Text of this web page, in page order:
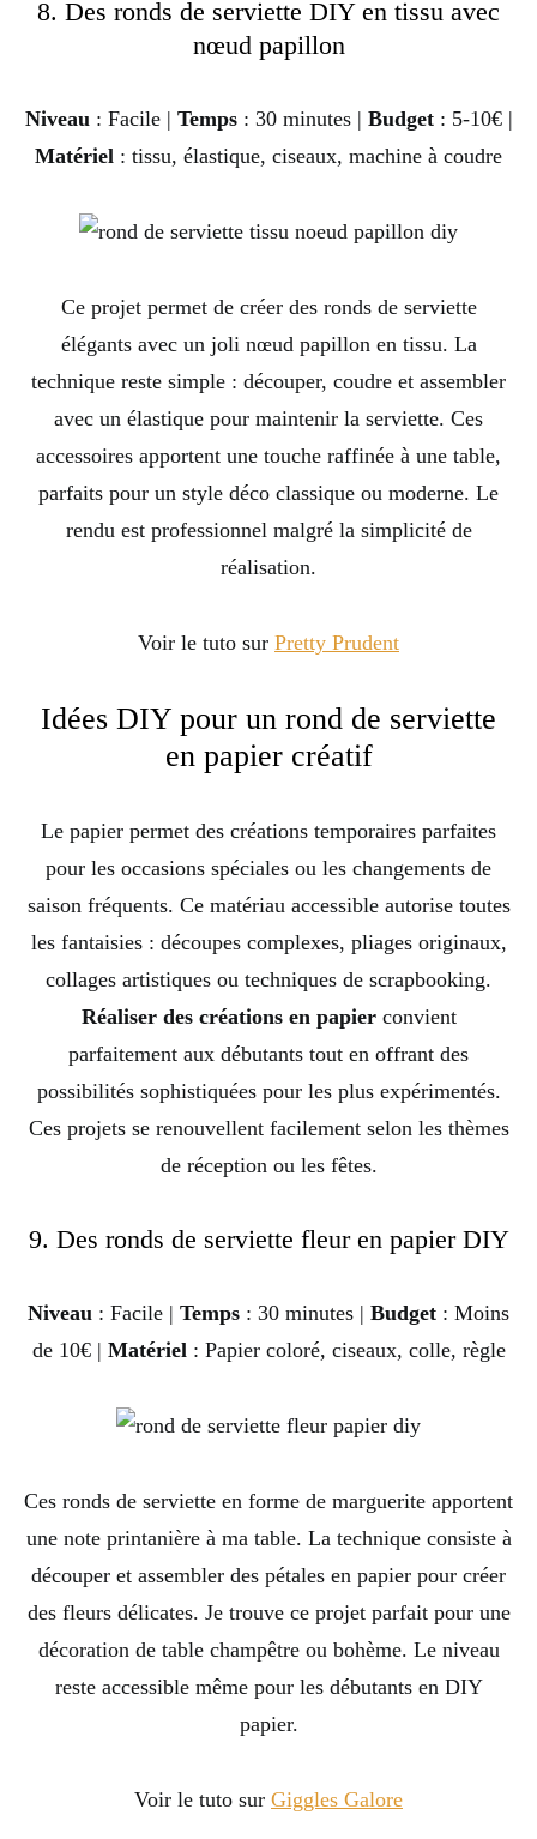
8. Des ronds de serviette DIY en tissu avec
nœud papillon
Niveau: Facile | Temps: 30 minutes | Budget: 5-10€ |
Matériel : tissu, élastique, ciseaux, machine à coudre
Ce projet permet de créer des ronds de serviette
élégants avec un joli nœud papillon en tissu. La
technique reste simple : découper, coudre et assembler
avec un élastique pour maintenir la serviette. Ces
accessoires apportent une touche raffinée à une table,
parfaits pour un style déco classique ou moderne. Le
rendu est professionnel malgré la simplicité de
réalisation.
Voir le tuto sur Pretty Prudent
Idées DIY pour un rond de serviette
en papier créatif
Le papier permet des créations temporaires parfaites
pour les occasions spéciales ou les changements de
saison fréquents. Ce matériau accessible autorise toutes
les fantaisies : découpes complexes, pliages originaux,
collages artistiques ou techniques de scrapbooking.
Réaliser des créations en papierconvient
parfaitement aux débutants tout en offrant des
possibilités sophistiquées pour les plus expérimentés.
Ces projets se renouvellent facilement selon les thèmes
de réception ou les fêtes.
9. Des ronds de serviette fleur en papier DIY
Niveau : Facile | Temps : 30 minutes | Budget : Moins
de 10€ | Matériel: Papier coloré, ciseaux, colle, règle
Ces ronds de serviette en forme de marguerite apportent
une note printanière à ma table. La technique consiste à
découper et assembler des pétales en papier pour créer
des fleurs délicates. Je trouve ce projet parfait pour une
décoration de table champêtre ou bohème. Le niveau
reste accessible même pour les débutants en DIY
papier.
Voir le tuto sur Giggles Galore